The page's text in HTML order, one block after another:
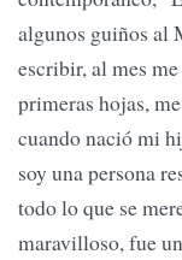
algunos guiños al
escribir, al mes
primeras hojas,
cuando nació mi
soy una persona
todo lo que se
maravilloso, fue